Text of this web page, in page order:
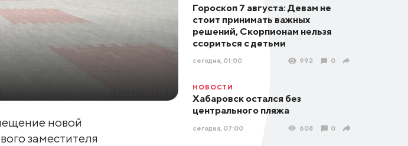
новой
заместителя
Гороскоп 7 августа: Девам не
стоит принимать важных
решений, Скорпионам нельзя
ссориться с детьми
сегодня, 01:00 992 0
НОВОСТИ
Хабаровск остался без
центрального пляжа
сегодня, 07:00 608 0